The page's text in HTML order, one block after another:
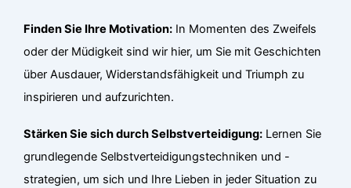
Finden Sie Ihre Motivation: In Momenten des Zweifels
oder der Müdigkeit sind wir hier, um Sie mit Geschichten
über Ausdauer, Widerstandsfähigkeit und Triumph zu
inspirieren und aufzurichten.
Stärken Sie sich durch Selbstverteidigung: Lernen Sie
grundlegende Selbstverteidigungstechniken und -
strategien, um sich und Ihre Lieben in jeder Situation zu